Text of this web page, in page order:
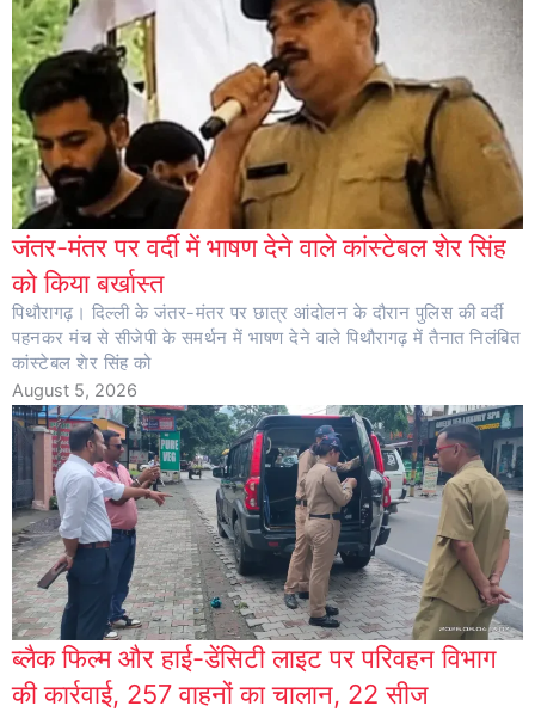
जंतर-मंतर पर वर्दी में भाषण देने वाले कांस्टेबल शेर सिंह
को किया बर्खास्त
पिथौरागढ़। दिल्ली के जंतर-मंतर पर छात्र आंदोलन के दौरान पुलिस की वर्दी
पहनकर मंच से सीजेपी के समर्थन में भाषण देने वाले पिथौरागढ़ में तैनात निलंबित
कांस्टेबल शेर सिंह को
August 5, 2026
ब्लैक फिल्म और हाई-डेंसिटी लाइट पर परिवहन विभाग
की कार्रवाई, 257 वाहनों का चालान, 22 सीज